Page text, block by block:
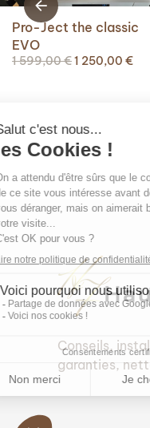
Pro-Ject the classic
EVO
1 599,00€Le
599,00 €.
1 250,00 €Le
Conseils,
garanties,